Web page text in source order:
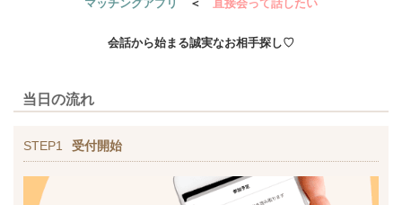
マッチングアプリ
＜ 直接会って話したい
会話から始まる誠実なお相手探し♡
当日の流れ
STEP1 受付開始